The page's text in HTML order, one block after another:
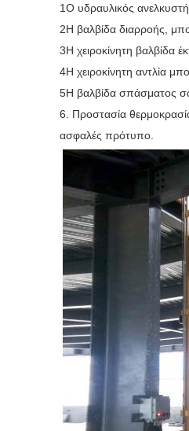
1Ο υδραυλικός
2Η βαλβίδα διαρροής,
3Η χειροκίνητη βαλβίδα
4Η χειροκίνητη αντλία
5Η βαλβίδα σπάσματος
6. Προστασία
ασφαλές πρότυπο.